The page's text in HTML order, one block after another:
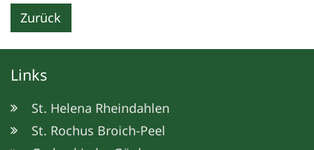
Zurück
Links
St. Helena Rheindahlen
St. Rochus Broich-Peel